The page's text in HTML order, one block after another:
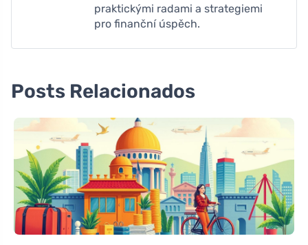
praktickými radami a strategiemi
pro finanční úspěch.
Posts Relacionados